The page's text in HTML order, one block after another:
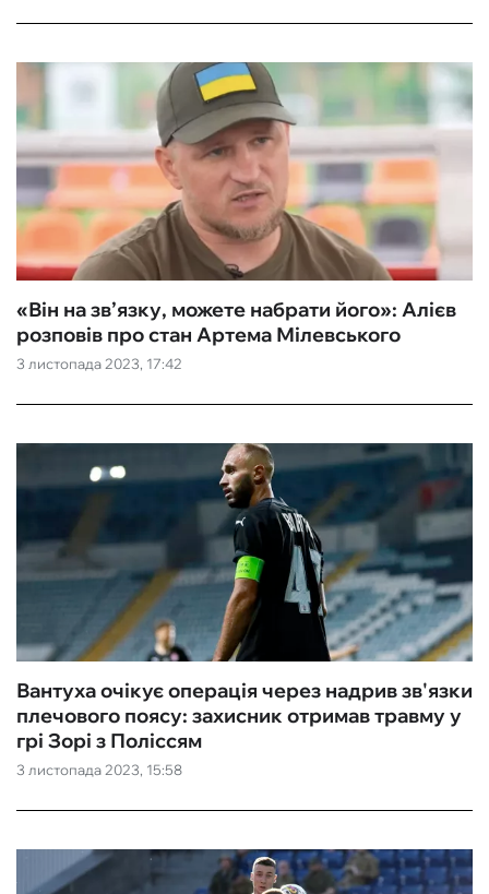
3 листопада 2023, 17:42
«Він на зв’язку, можете набрати його»: Алієв
розповів про стан Артема Мілевського
3 листопада 2023, 15:58
Вантуха очікує операція через надрив зв'язки
плечового поясу: захисник отримав травму у
грі Зорі з Поліссям